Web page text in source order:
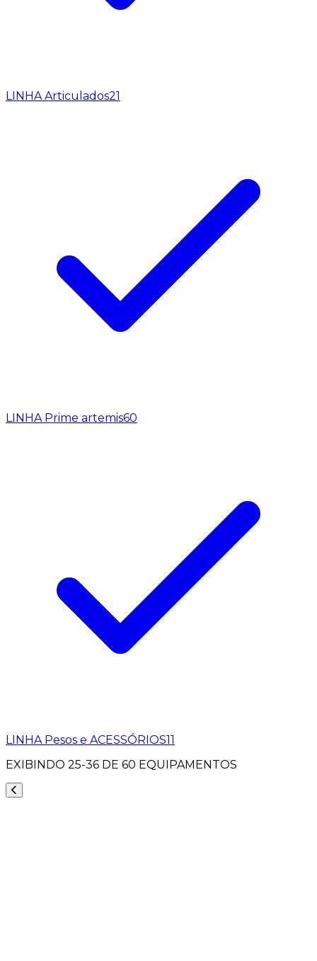
LINHA Articulados21
LINHA Prime artemis60
LINHA Pesos e ACESSÓRIOS11
EXIBINDO 25-36 DE 60 EQUIPAMENTOS